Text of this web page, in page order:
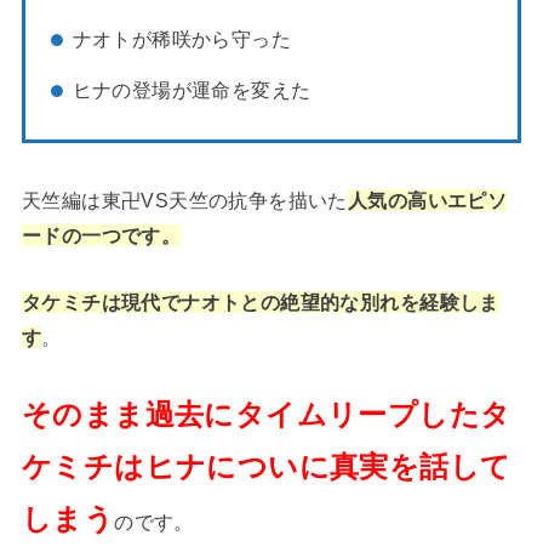
ナオトが稀咲から守った
ヒナの登場が運命を変えた
天竺編は東卍VS天竺の抗争を描いた 人気の高いエピソ
ードの一つです。
タケミチは現代でナオトとの絶望的な別れを経験しま
す。
そのまま過去にタイムリープしたタ
ケミチはヒナについに真実を話して
しまうのです。